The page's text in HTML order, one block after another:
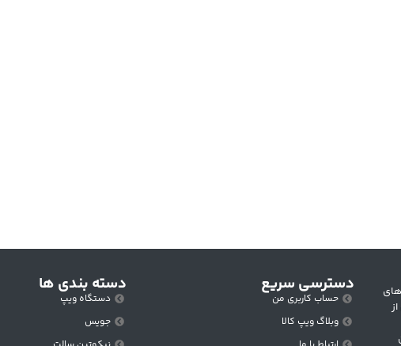
دسترسی سریع
حساب کاربری من
وبلاگ ویپ کالا
دسته بندی ها
دستگاه ویپ
جویس